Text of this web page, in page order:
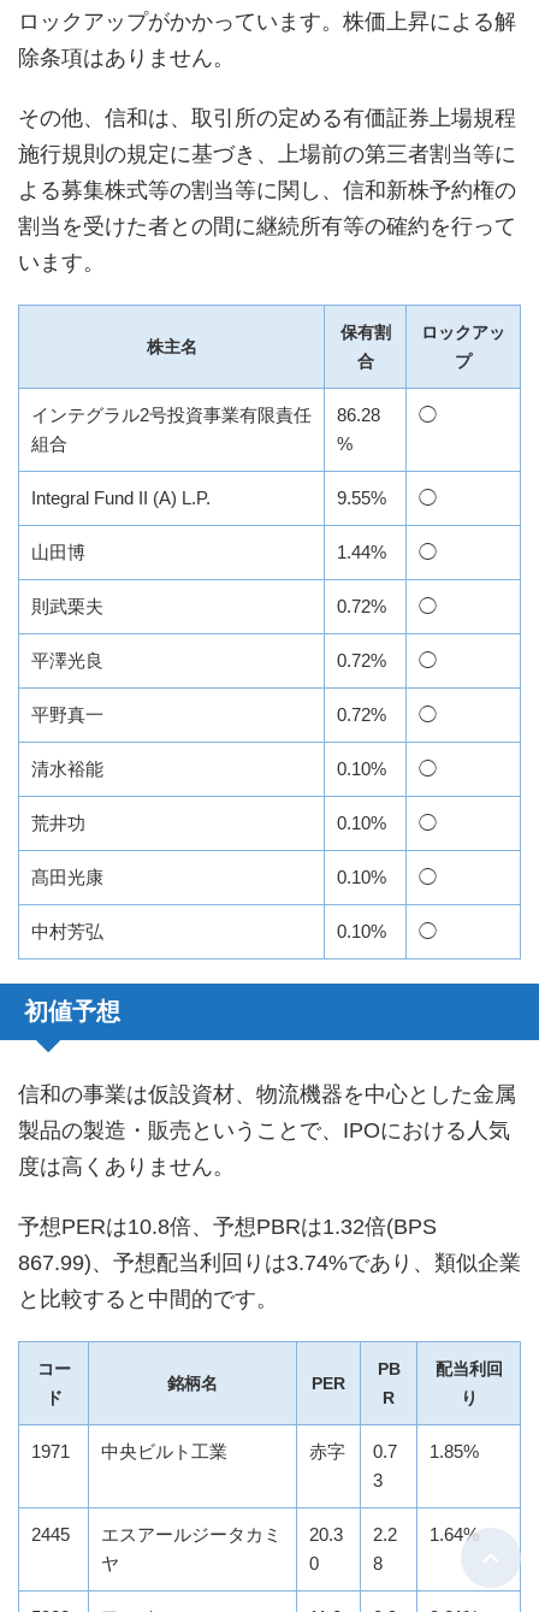
ロックアップがかかっています。株価上昇による解
除条項はありません。
その他、信和は、取引所の定める有価証券上場規程
施行規則の規定に基づき、上場前の第三者割当等に
よる募集株式等の割当等に関し、信和新株予約権の
割当を受けた者との間に継続所有等の確約を行って
います。
株主名
保有割
合
ロックアッ
プ
インテグラル2号投資事業有限責任
組合
86.28
%
◯
Integral Fund II (A) L.P. 9.55% ◯
山田博 1.44% ◯
則武栗夫 0.72% ◯
平澤光良 0.72% ◯
平野真一 0.72% ◯
清水裕能 0.10% ◯
荒井功 0.10% ◯
髙田光康 0.10% ◯
中村芳弘 0.10% ◯
初値予想
信和の事業は仮設資材、物流機器を中心とした金属
製品の製造・販売ということで、IPOにおける人気
度は高くありません。
予想PERは10.8倍、予想PBRは1.32倍(BPS
867.99)、予想配当利回りは3.74%であり、類似企業
と比較すると中間的です。
コー
ド
銘柄名 PER
PB
R
配当利回
り
1971 中央ビルト工業 赤字
0.7
3
1.85%
2445
エスアールジータカミ
ヤ
20.3
0
2.2
8
1.64%